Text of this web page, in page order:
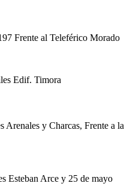
Frente al Teleférico Morado
Edif. Timora
Arenales y Charcas, Frente a la
Esteban Arce y 25 de mayo